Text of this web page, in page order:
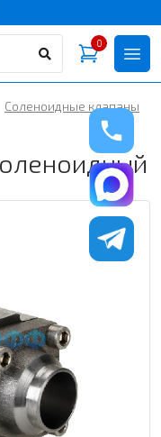
0
Соленоидные клапаны